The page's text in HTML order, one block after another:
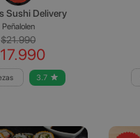
Sushi Delivery
Peñalolen
$21.990
3.7